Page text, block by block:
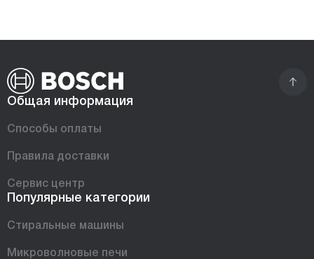
Общая информация
Способы оплаты
Правила доставки
Сервис центр
Популярные категории
Стиральные машины
Микроволновые печи